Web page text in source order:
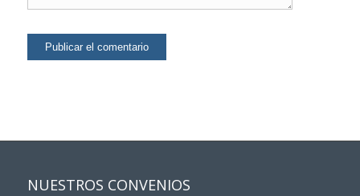
NUESTROS CONVENIOS